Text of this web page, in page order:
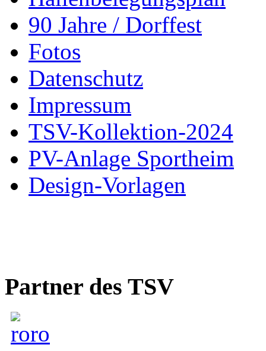
90 Jahre / Dorffest
Fotos
Datenschutz
Impressum
TSV-Kollektion-2024
PV-Anlage Sportheim
Design-Vorlagen
Partner des TSV